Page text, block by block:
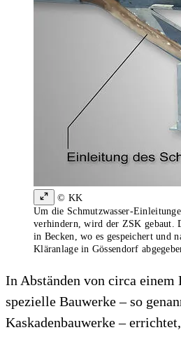
© KK
Um die Schmutzwasser-
verhindern, wird der ZSK gebaut.
in Becken, wo es gespeichert und
Kläranlage in Gössendorf
In Abständen von circa einem
spezielle Bauwerke – so
Kaskadenbauwerke –